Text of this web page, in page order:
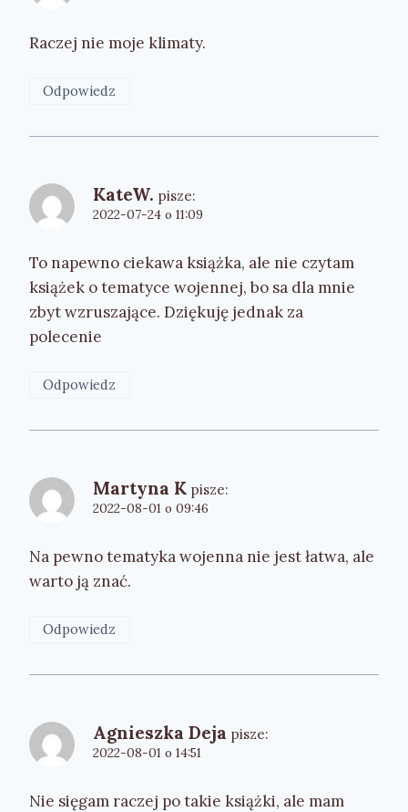
Raczej nie moje klimaty.
Odpowiedz
KateW. pisze:
2022-07-24 o 11:09
To napewno ciekawa książka, ale nie czytam
książek o tematyce wojennej, bo sa dla mnie
zbyt wzruszające. Dziękuję jednak za
polecenie
Odpowiedz
Martyna K pisze:
2022-08-01 o 09:46
Na pewno tematyka wojenna nie jest łatwa, ale
warto ją znać.
Odpowiedz
Agnieszka Deja pisze:
2022-08-01 o 14:51
Nie sięgam raczej po takie książki, ale mam